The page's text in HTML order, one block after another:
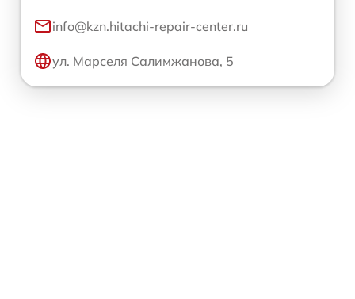
info@kzn.hitachi-repair-center.ru
ул. Марселя Салимжанова, 5